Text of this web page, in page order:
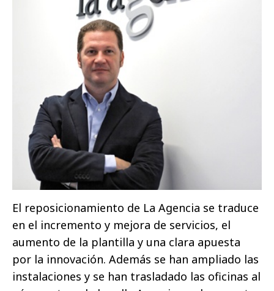
El reposicionamiento de La Agencia se traduce
en el incremento y mejora de servicios, el
aumento de la plantilla y una clara apuesta
por la innovación. Además se han ampliado las
instalaciones y se han trasladado las oficinas al